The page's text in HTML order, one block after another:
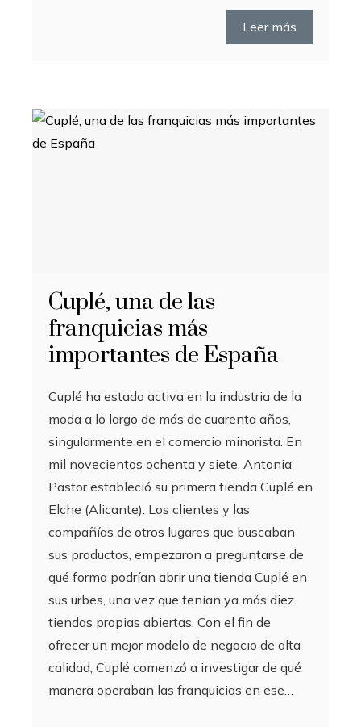
Leer más
Cuplé, una de las
franquicias más
importantes de España
Cuplé ha estado activa en la industria de la
moda a lo largo de más de cuarenta años,
singularmente en el comercio minorista. En
mil novecientos ochenta y siete, Antonia
Pastor estableció su primera tienda Cuplé en
Elche (Alicante). Los clientes y las
compañías de otros lugares que buscaban
sus productos, empezaron a preguntarse de
qué forma podrían abrir una tienda Cuplé en
sus urbes, una vez que tenían ya más diez
tiendas propias abiertas. Con el fin de
ofrecer un mejor modelo de negocio de alta
calidad, Cuplé comenzó a investigar de qué
manera operaban las franquicias en ese…